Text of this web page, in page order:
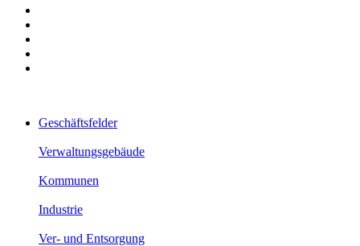
Geschäftsfelder
Verwaltungsgebäude
Kommunen
Industrie
Ver- und Entsorgung